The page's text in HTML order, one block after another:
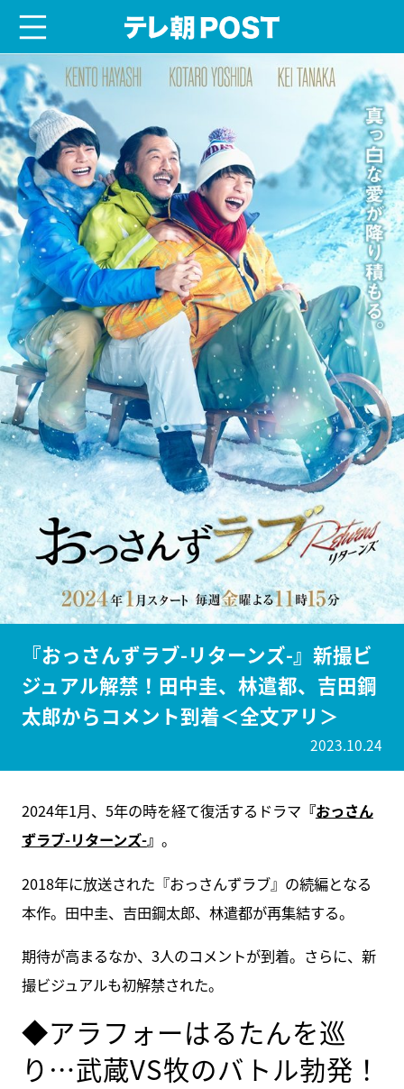
『おっさんずラブ-リターンズ-』新撮ビ
ジュアル解禁！田中圭、林遣都、吉田鋼
太郎からコメント到着＜全文アリ＞
2023.10.24
2024年1月、5年の時を経て復活するドラマ 『おっさん
ずラブ-リターンズ-』 。
2018年に放送された『おっさんずラブ』の続編となる
本作。田中圭、吉田鋼太郎、林遣都が再集結する。
期待が高まるなか、3人のコメントが到着。さらに、新
撮ビジュアルも初解禁された。
◆アラフォーはるたんを巡
り…武蔵VS牧のバトル勃発！